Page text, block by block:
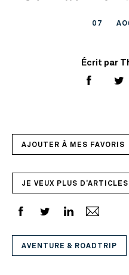
07
Écrit par
AJOUTER À MES FAVORIS
JE VEUX PLUS
AVENTURE & ROADTRIP